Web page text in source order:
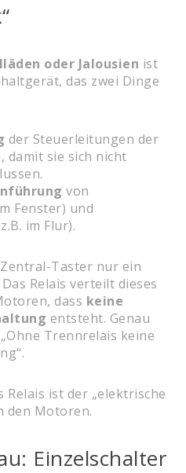
oder Jalousien ist
das zwei Dinge
der Steuerleitungen der
damit sie sich nicht
von
Fenster) und
im Flur).
Taster nur ein
Relais verteilt dieses
dass keine
entsteht. Genau
Trennrelais keine
Relais ist der „elektrische
den Motoren.
Einzelschalter